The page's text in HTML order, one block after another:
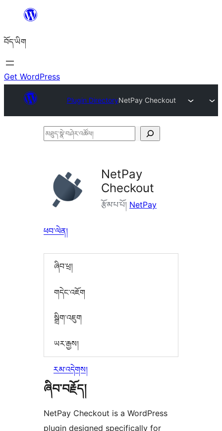
content
བོད་ཡིག
Get WordPress
Plugin DirectoryNetPay Checkout
མཐུད་
འཚོལ།
NetPay
Checkout
རྩོམ་པ་པོ། NetPay
ཕབ་ལེན།
ཞིབ་ཕྲ།
གདེང་འཇོག
སྒྲིག་འཇུག
ཡར་རྒྱས།
རམ་འདེགས།
ཞིབ་བརྗོད།
NetPay Checkout is a WordPress
plugin designed specifically for